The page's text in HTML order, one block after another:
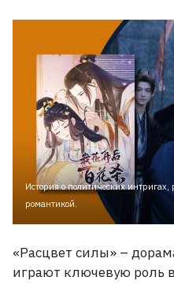
История о политических
романтикой.
«Расцвет силы» –
играют ключевую роль